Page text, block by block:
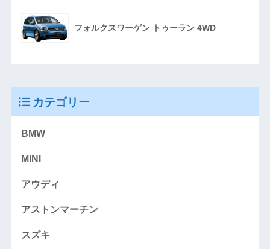
フォルクスワーゲン トゥーラン 4WD
カテゴリー
BMW
MINI
アウディ
アストンマーチン
スズキ